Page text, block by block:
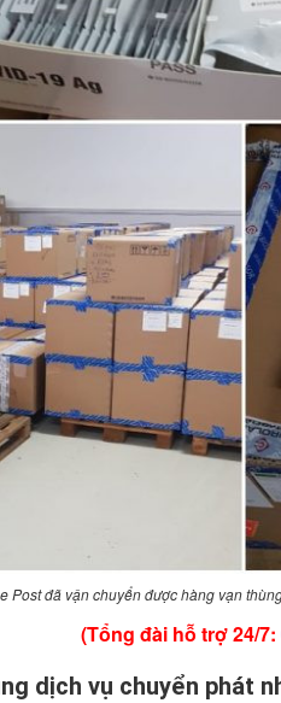
Post đã vận chuyển được hàng vạn
(Tổng đài hỗ trợ 24/7:
dịch vụ chuyển phát